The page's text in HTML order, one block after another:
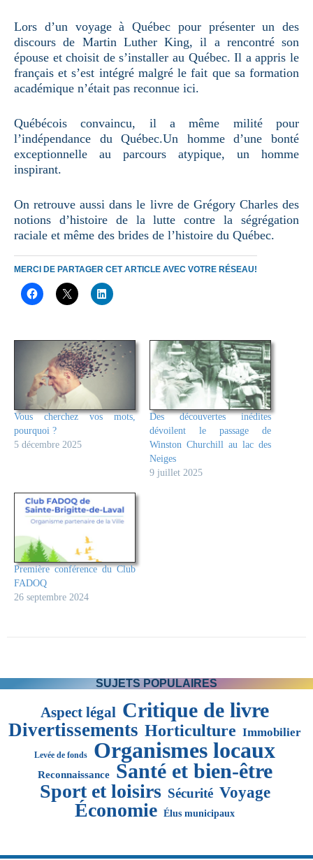
Lors d’un voyage à Québec pour présenter un des
discours de Martin Luther King, il a rencontré son
épouse et choisit de s’installer au Québec. Il a appris le
français et s’est intégré malgré le fait que sa formation
académique n’était pas reconnue ici.
Québécois convaincu, il a même milité pour
l’indépendance du Québec.Un homme d’une bonté
exceptionnelle au parcours atypique, un homme
inspirant.
On retrouve aussi dans le livre de Grégory Charles des
notions d’histoire de la lutte contre la ségrégation
raciale et même des brides de l’histoire du Québec.
MERCI DE PARTAGER CET ARTICLE AVEC VOTRE RÉSEAU!
Vous cherchez vos mots,
pourquoi ?
5 décembre 2025
Des découvertes inédites
dévoilent le passage de
Winston Churchill au lac des
Neiges
9 juillet 2025
Première conférence du Club
FADOQ
26 septembre 2024
SUJETS POPULAIRES
Aspect légal Critique de livre
Divertissements Horticulture Immobilier
Levée de fonds Organismes locaux
Reconnaissance Santé et bien-être
Sport et loisirs Sécurité Voyage
Économie Élus municipaux